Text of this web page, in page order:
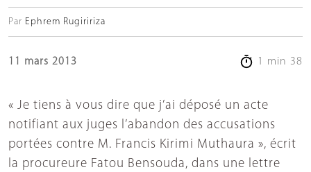
Par Ephrem Rugiririza
11 mars 2013 1 min 38
« Je tiens à vous dire que j’ai déposé un acte
notifiant aux juges l’abandon des accusations
portées contre M. Francis Kirimi Muthaura », écrit
la procureure Fatou Bensouda, dans une lettre